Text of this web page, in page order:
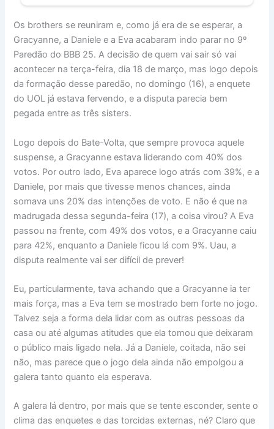
Os brothers se reuniram e, como já era de se esperar, a
Gracyanne, a Daniele e a Eva acabaram indo parar no 9º
Paredão do BBB 25. A decisão de quem vai sair só vai
acontecer na terça-feira, dia 18 de março, mas logo depois
da formação desse paredão, no domingo (16), a enquete
do UOL já estava fervendo, e a disputa parecia bem
pegada entre as três sisters.
Logo depois do Bate-Volta, que sempre provoca aquele
suspense, a Gracyanne estava liderando com 40% dos
votos. Por outro lado, Eva aparece logo atrás com 39%, e a
Daniele, por mais que tivesse menos chances, ainda
somava uns 20% das intenções de voto. E não é que na
madrugada dessa segunda-feira (17), a coisa virou? A Eva
passou na frente, com 49% dos votos, e a Gracyanne caiu
para 42%, enquanto a Daniele ficou lá com 9%. Uau, a
disputa realmente vai ser difícil de prever!
Eu, particularmente, tava achando que a Gracyanne ia ter
mais força, mas a Eva tem se mostrado bem forte no jogo.
Talvez seja a forma dela lidar com as outras pessoas da
casa ou até algumas atitudes que ela tomou que deixaram
o público mais ligado nela. Já a Daniele, coitada, não sei
não, mas parece que o jogo dela ainda não empolgou a
galera tanto quanto ela esperava.
A galera lá dentro, por mais que se tente esconder, sente o
clima das enquetes e das torcidas externas, né? Claro que